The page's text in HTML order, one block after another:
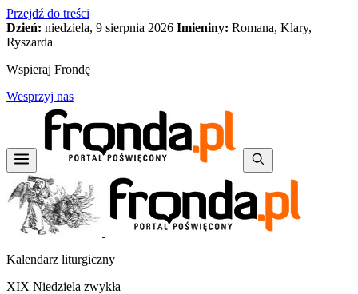
Przejdź do treści
Dzień: niedziela, 9 sierpnia 2026 Imieniny: Romana, Klary,
Ryszarda
Wspieraj Frondę
Wesprzyj nas
Kalendarz liturgiczny
XIX Niedziela zwykła